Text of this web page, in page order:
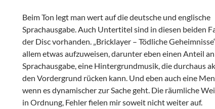
Beim Ton legt man wert auf die deutsche und englische
Sprachausgabe. Auch Untertitel sind in diesen beiden
der Disc vorhanden. „Bricklayer – Tödliche
allem etwas aufzuweisen, darunter eben einen Anteil an
Sprachausgabe, eine Hintergrundmusik, die durchaus
den Vordergrund rücken kann. Und eben auch eine
wenn es dynamischer zur Sache geht. Die räumliche
in Ordnung, Fehler fielen mir soweit nicht weiter auf.